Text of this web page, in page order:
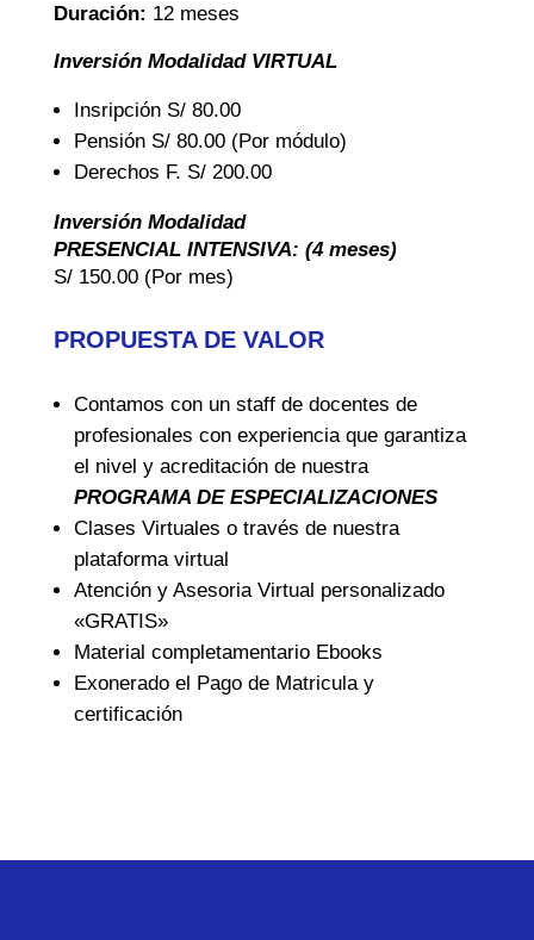
Duración: 12 meses
Inversión Modalidad VIRTUAL
Insripción S/ 80.00
Pensión S/ 80.00 (Por módulo)
Derechos F. S/ 200.00
Inversión Modalidad
PRESENCIAL INTENSIVA: (4 meses)
S/ 150.00 (Por mes)
PROPUESTA DE VALOR
Contamos con un staff de docentes de
profesionales con experiencia que garantiza
el nivel y acreditación de nuestra
PROGRAMA DE ESPECIALIZACIONES
Clases Virtuales o través de nuestra
plataforma virtual
Atención y Asesoria Virtual personalizado
«GRATIS»
Material completamentario Ebooks
Exonerado el Pago de Matricula y
certificación